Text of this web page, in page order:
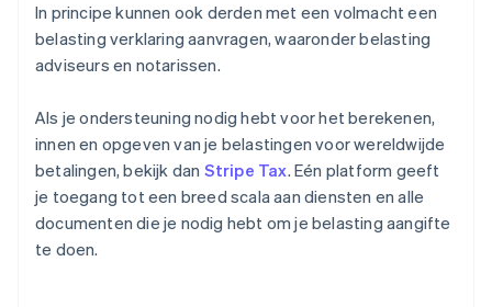
In principe kunnen ook derden met een volmacht een
belasting verklaring aanvragen, waaronder belasting
adviseurs en notarissen.
Als je ondersteuning nodig hebt voor het berekenen,
innen en opgeven van je belastingen voor wereldwijde
betalingen, bekijk dan Stripe Tax. Eén platform geeft
je toegang tot een breed scala aan diensten en alle
documenten die je nodig hebt om je belasting aangifte
te doen.